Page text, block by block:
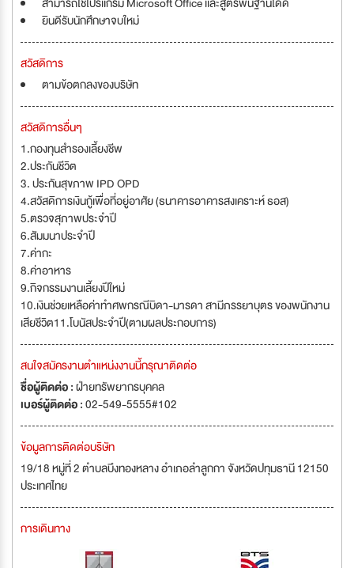
ยินดีรับนักศึกษาจบใหม่
สวัสดิการ
ตามข้อตกลงของบริษัท
สวัสดิการอื่นๆ
1.กองทุนสำรองเลี้ยงชีพ
2.ประกันชีวิต
3. ประกันสุขภาพ IPD OPD
4.สวัสดิการเงินกู้เพื่อที่อยู่อาศัย (ธนาคารอาคารสงเคราะห์ ธอส)
5.ตรวจสุภาพประจำปี
6.สัมมนาประจำปี
7.ค่ากะ
8.ค่าอาหาร
9.กิจกรรมงานเลี้ยงปีใหม่
10.เงินช่วยเหลือค่าทำศพกรณีบิดา-มารดา สามีภรรยาบุตร ของพนักงาน
เสียชีวิต11.โบนัสประจำปี(ตามผลประกอบการ)
สนใจสมัครงานตำแหน่งงานนี้กรุณาติดต่อ
ชื่อผู้ติดต่อ :ฝ่ายทรัพยากรบุคคล
เบอร์ผู้ติดต่อ :02-549-5555#102
ข้อมูลการติดต่อบริษัท
19/18 หมู่ที่ 2 ตำบลบึงทองหลาง อำเภอลำลูกกา จังหวัดปทุมธานี 12150
ประเทศไทย
การเดินทาง